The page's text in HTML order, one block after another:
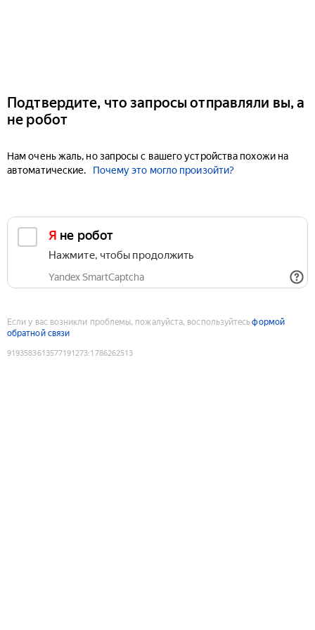
Подтвердите, что запросы отправляли вы, а
не робот
Нам очень жаль, но запросы с вашего устройства похожи на
автоматические.
Почему это могло произойти?
Я не робот
Нажмите, чтобы продолжить
Yandex SmartCaptcha
Если у вас возникли проблемы, пожалуйста, воспользуйтесьформой
обратной связи
9193583613577191273:1786262513